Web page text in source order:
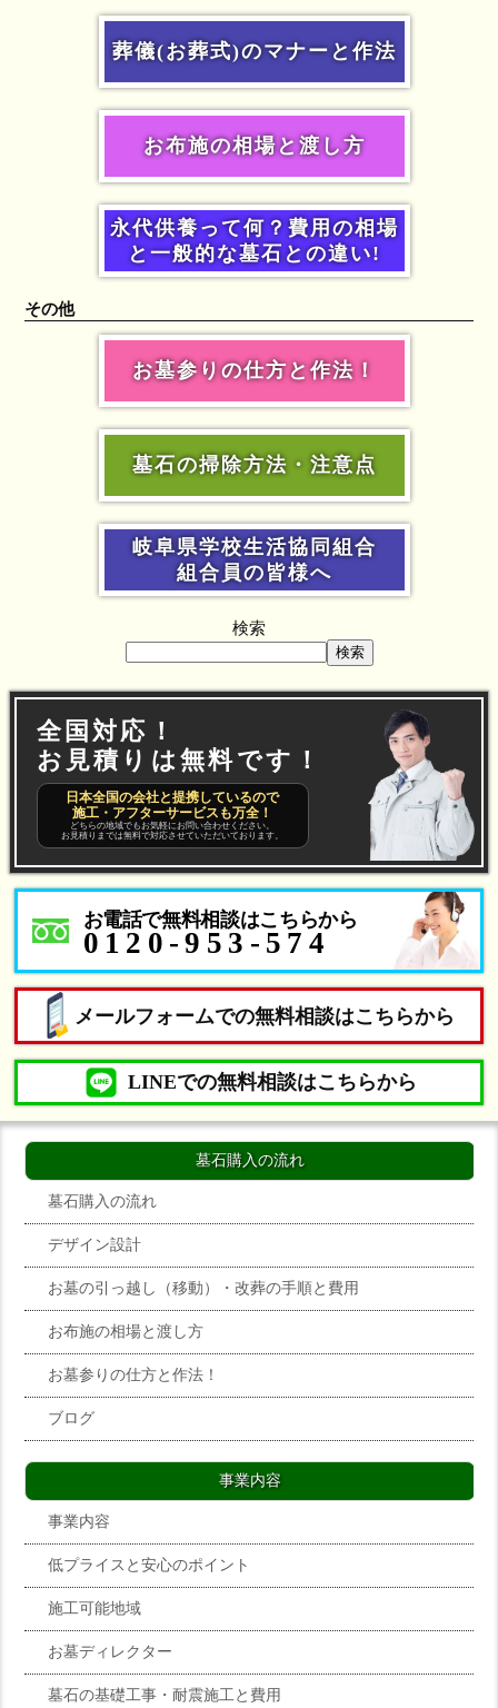
葬儀(お葬式)のマナーと作法
お布施の相場と渡し方
永代供養って何？費用の相場
と一般的な墓石との違い!
その他
お墓参りの仕方と作法！
墓石の掃除方法・注意点
岐阜県学校生活協同組合
組合員の皆様へ
検索
検索
全国対応！
お見積りは無料です！
日本全国の会社と提携しているので
施工・アフターサービスも万全！
どちらの地域でもお気軽にお問い合わせください。
お見積りまでは無料で対応させていただいております。
お電話で無料相談はこちらから
0120-953-574
メールフォームでの無料相談はこちらから
LINEでの無料相談はこちらから
墓石購入の流れ
墓石購入の流れ
デザイン設計
お墓の引っ越し（移動）・改葬の手順と費用
お布施の相場と渡し方
お墓参りの仕方と作法！
ブログ
事業内容
事業内容
低プライスと安心のポイント
施工可能地域
お墓ディレクター
墓石の基礎工事・耐震施工と費用